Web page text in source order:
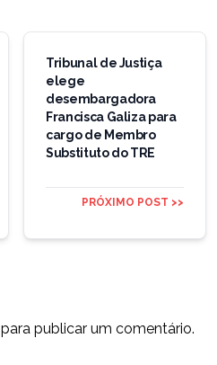
Tribunal de Justiça
elege
desembargadora
Francisca Galiza para
cargo de Membro
Substituto do TRE
PRÓXIMO POST >>
para publicar um comentário.